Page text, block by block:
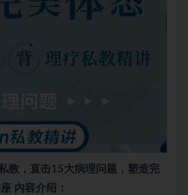
教，直击15大病理问题，塑造完
内容介绍：